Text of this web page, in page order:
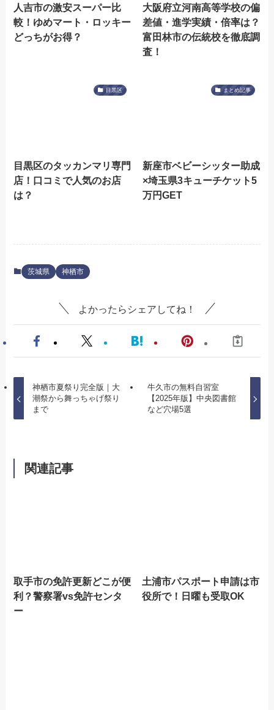
人吉市の激安スーパー比
較！ゆめマート・ロッキー
どっちがお得？
大阪府立河南高等学校の偏
差値・進学実績・倍率は？
富田林市の伝統校を徹底調
査！
目黒区
目黒区のタッカンマリ専門
店！口コミで人気のお店
は？
まとめ記事
新座市ベビーシッター助成
×埼玉県3キューチケット5
万円GET
茨城県 神栖市
よかったらシェアしてね！
神栖市夏祭り完全版｜大
潮祭から舞っちゃげ祭り
まで
牛久市の無料自習室
【2025年版】中央図書館
など穴場5選
関連記事
取手市の免許更新どこが便
利？警察署vs免許センタ
ー
土浦市パスポート申請は市
役所で！日曜も受取OK